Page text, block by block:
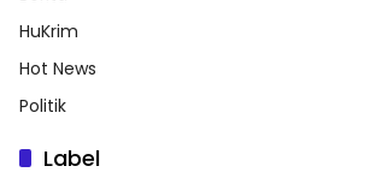
HuKrim
Hot News
Politik
Label